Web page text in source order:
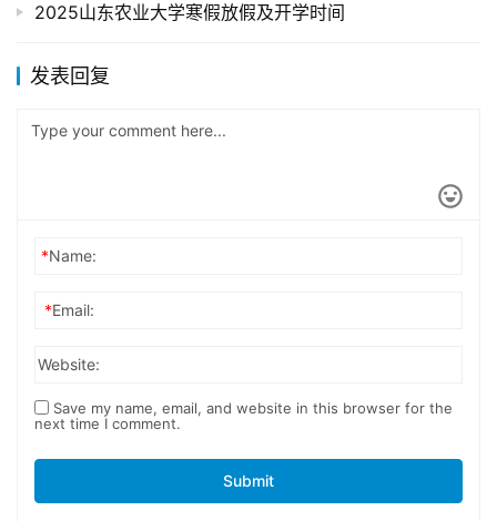
2025山东农业大学寒假放假及开学时间
发表回复
*Name:
*Email:
Website:
Save my name, email, and website in this browser for the
next time I comment.
Submit